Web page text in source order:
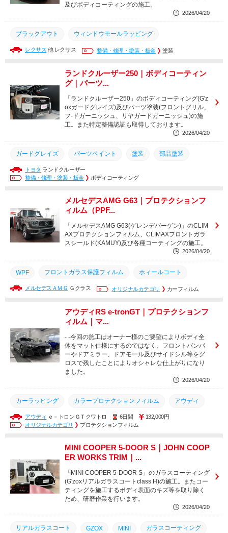
及びボディコーティングの施工。
2026/04/20
ブラックアウト ウィンドウモールラッピング
パーツラッピング エンブレムペイント エンブレム塗装
カーラッピング CLIMAXPPF
ペイントプロテクションフィルム
フロントガラス保護フィルム WPF ボディコーティング
ガラスコーティング パーツ塗装 パーツペイント 塗装
レクサス 他 レクサス 整備・修理・塗装・板金 塗装
ランドクルーザー250｜ボディコーティン
グ｜パーツ...
「ランドクルーザー250」のボディコーティング(G'z
oxガードグレイズ)及びパーツ塗装(フロントグリル、
フ-ドガーニッシュ、リヤガードガーニッシュ)の施
工。また特定整備認証も取得しております。
2026/04/20
ガードグレイズ パーツペイント 塗装 部品塗装
パーツ塗装 リアルガラスコート
トヨタ ランドクルーザー
整備・修理・塗装・板金
ボディコーティング
メルセデスAMG G63｜プロテクションフ
ィルム（PPF...
「メルセデスAMG G63(ゲレンデバーゲン)」のCLIM
AXプロテクションフィルム、CLIMAXフロントガラ
スシールド(KAMUY)及び各種コーティングの施工。
2026/04/20
WPF フロントガラス保護フィルム ホィールコート
ボディコーティング ガラスコーティング GZOX
フルプロテクションフィルム
プロテクションフィルム ペイントプロテクションフィルム
PPF CLIMAXPPF
メルセデスＡＭＧ Ｇクラス オリジナルカテゴリ カーフィルム
アウディRS e-tronGT｜プロテクションフ
ィルム｜マ...
- -今回の施工はオーナー様のご要望によりボディ全
体をマット仕様にするのではなく、フロントバンパ
ーやドアミラー、ドアモール及びサイドシル等をグ
ロスで残したことによりオシャレな仕上がりになり
ました。
2026/04/20
カーラッピング カラープロテクションフィルム アウディ
CLIMAXIDEALMATT マット化 IDEALMATT
ペイントプロテクションフィルム プロテクションフィルム
フルプロテクションフィルム マットプロテクションフィルム
アウディ ｅ－トロンＧＴクワトロ 6日間
132,000円
オリジナルカテゴリ
プロテクションフィルム
MINI COOPER 5-DOOR S｜JOHN COOP
ER WORKS TRIM｜...
「MINI COOPER 5-DOOR S」のガラスコーティング
(G'zoxリアルガラスコートclass H)の施工。またコー
ティングを施工するボディ表面のキズ等を取り除く
ため、研磨作業を行います。
2026/04/20
リアルガラスコート GZOX MINI ガラスコーティング